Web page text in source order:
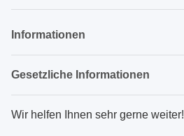
Informationen
Gesetzliche Informationen
Wir helfen Ihnen sehr gerne weiter!